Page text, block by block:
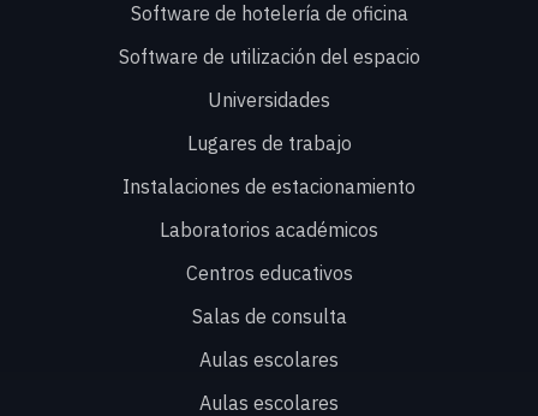
Software de hotelería de oficina
Software de utilización del espacio
Universidades
Lugares de trabajo
Instalaciones de estacionamiento
Laboratorios académicos
Centros educativos
Salas de consulta
Aulas escolares
Aulas escolares